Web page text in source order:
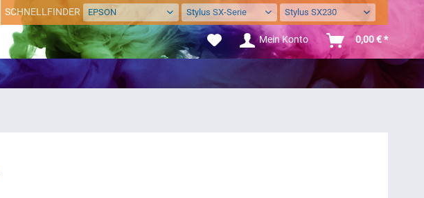
SCHNELLFINDER EPSON Stylus SX-Serie Stylus SX230
Mein Konto 0,00 € *